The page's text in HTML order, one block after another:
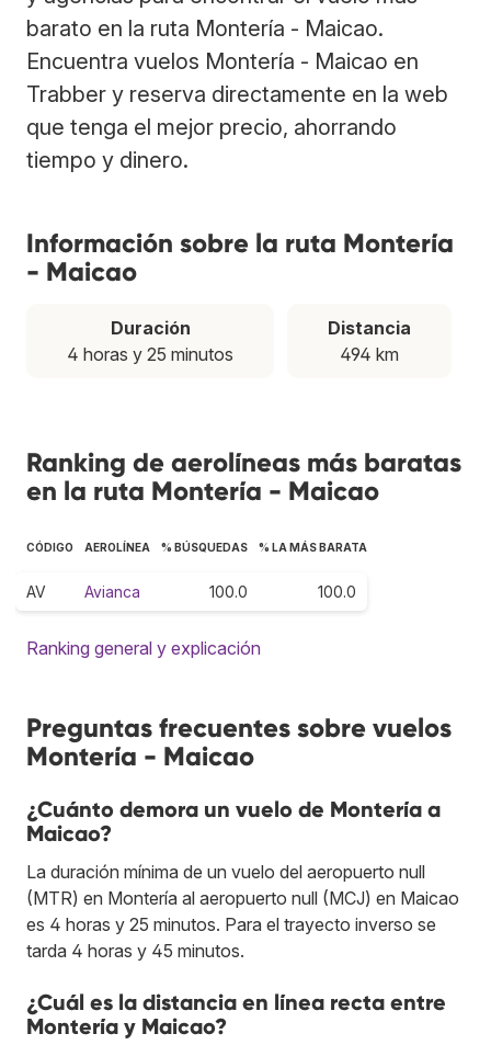
barato en la ruta Montería - Maicao.
Encuentra vuelos Montería - Maicao en
Trabber y reserva directamente en la web
que tenga el mejor precio, ahorrando
tiempo y dinero.
Información sobre la ruta Montería
- Maicao
Duración
4 horas y 25 minutos
Distancia
494 km
Ranking de aerolíneas más baratas
en la ruta Montería - Maicao
CÓDIGO AEROLÍNEA % BÚSQUEDAS % LA MÁS BARATA
AV Avianca 100.0 100.0
Ranking general y explicación
Preguntas frecuentes sobre vuelos
Montería - Maicao
¿Cuánto demora un vuelo de Montería a
Maicao?
La duración mínima de un vuelo del aeropuerto null
(MTR) en Montería al aeropuerto null (MCJ) en Maicao
es 4 horas y 25 minutos. Para el trayecto inverso se
tarda 4 horas y 45 minutos.
¿Cuál es la distancia en línea recta entre
Montería y Maicao?